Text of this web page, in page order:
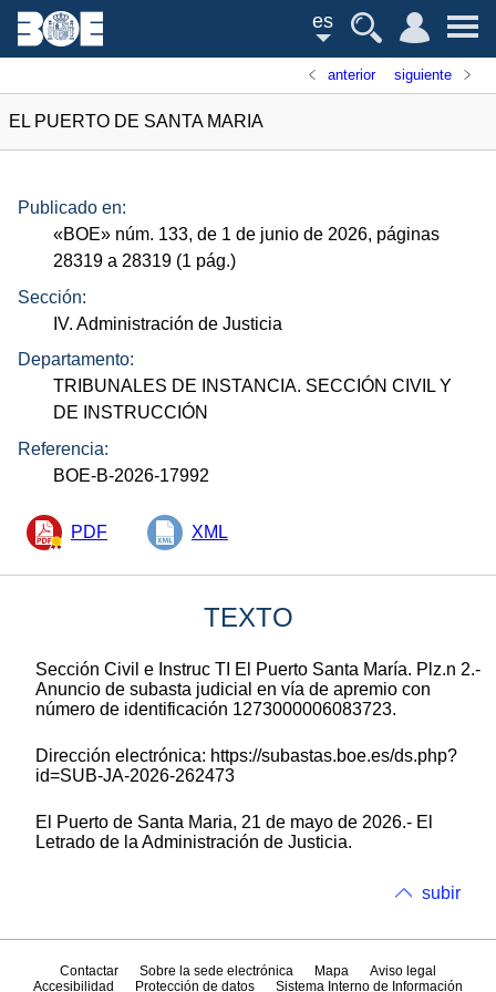
es
anterior siguiente
EL PUERTO DE SANTA MARIA
Publicado en:
«BOE» núm. 133, de 1 de junio de 2026, páginas
28319 a 28319 (1 pág.)
Sección:
IV. Administración de Justicia
Departamento:
TRIBUNALES DE INSTANCIA. SECCIÓN CIVIL Y
DE INSTRUCCIÓN
Referencia:
BOE-B-2026-17992
PDF XML
TEXTO
Sección Civil e Instruc TI El Puerto Santa María. Plz.n 2.-
Anuncio de subasta judicial en vía de apremio con
número de identificación 1273000006083723.
Dirección electrónica: https://subastas.boe.es/ds.php?
id=SUB-JA-2026-262473
El Puerto de Santa Maria, 21 de mayo de 2026.- El
Letrado de la Administración de Justicia.
subir
Contactar Sobre la sede electrónica Mapa
Aviso legal
Accesibilidad
Protección de datos Sistema Interno de Información